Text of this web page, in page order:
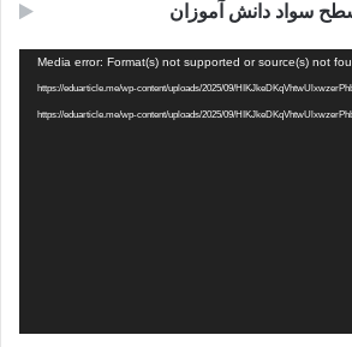
سواد دانش آموزان
Media error: Format(s) not supported or source(s) not